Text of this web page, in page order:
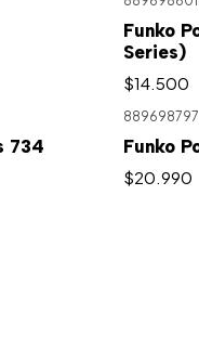
Funko
Series)
$14.500
734 Funko
$20.990